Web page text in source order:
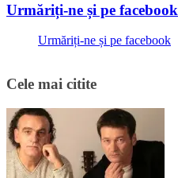
Urmăriți-ne și pe facebook
Urmăriți-ne și pe facebook
Cele mai citite